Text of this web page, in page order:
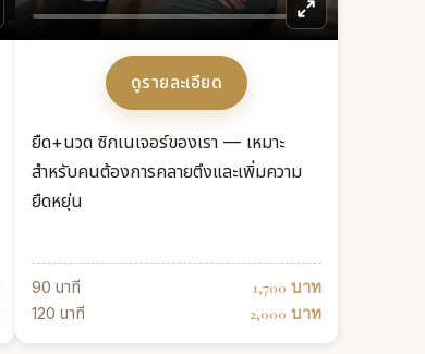
ดูรายละเอียด
ยืด+นวด ซิกเนเจอร์ของเรา — เหมาะ
สำหรับคนต้องการคลายตึงและเพิ่มความ
ยืดหยุ่น
90 นาที 1,700 บาท
120 นาที 2,000 บาท